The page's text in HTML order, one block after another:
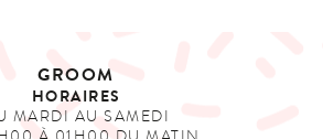
GROOM
HORAIRES
MARDI AU SAMEDI